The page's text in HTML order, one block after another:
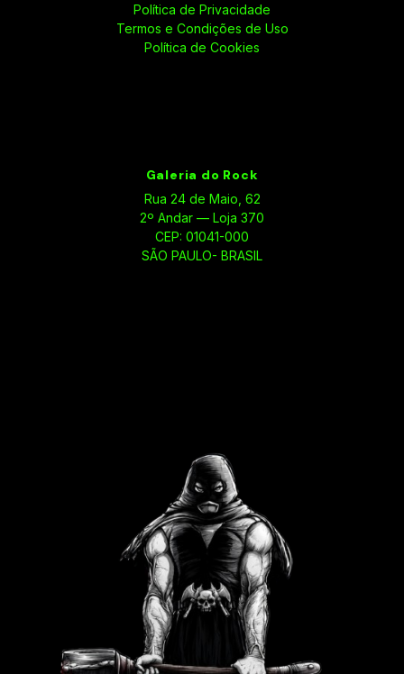
Política de Privacidade
Termos e Condições de Uso
Política de Cookies
Galeria do Rock
Rua 24 de Maio, 62
2º Andar — Loja 370
CEP: 01041-000
SÃO PAULO- BRASIL